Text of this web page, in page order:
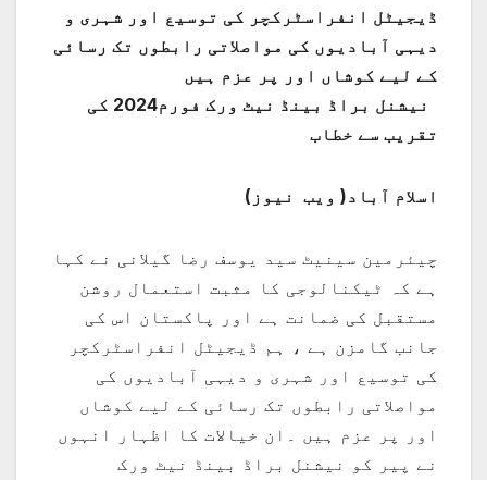
ڈیجیٹل انفراسٹرکچر کی توسیع اور شہری و
دیہی آبادیوں کی مواصلاتی رابطوں تک رسائی
کے لیے کوشاں اور پر عزم ہیں
نیشنل براڈ بینڈ نیٹ ورک فورم2024 کی
تقریب سے خطاب
اسلام آباد( ویب نیوز)
چیئرمین سینیٹ سید یوسف رضا گیلانی نے کہا
ہے کہ ٹیکنالوجی کا مثبت استعمال روشن
مستقبل کی ضمانت ہے اور پاکستان اس کی
جانب گامزن ہے ، ہم ڈیجیٹل انفراسٹرکچر
کی توسیع اور شہری و دیہی آبادیوں کی
مواصلاتی رابطوں تک رسائی کے لیے کوشاں
اور پر عزم ہیں ۔ان خیالات کا اظہار انہوں
نے پیر کو نیشنل براڈ بینڈ نیٹ ورک